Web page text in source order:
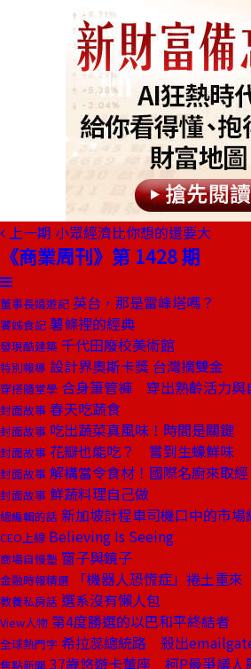
上一期 小眾經濟比你想的還要大
《商業周刊》第 1428 期
董事長嬉遊記 英台，那是雷峰塔嗎？
饕姊食記 薯條裡的經典
發現酷建築 千代田廢校美術館
特別報導 設計界奧斯卡獎 台灣摘雙金
穿搭隨堂學 合身筆管褲 穿出熟齡活力與
封面故事 春天吃蔬食
封面故事 吃出蔬菜真風味！時間是關鍵
封面故事 花瓣也能吃？ 嘗到生蠔鮮味
封面故事 解構當令食材！國際名廚來取經
封面故事 鮮蔬料理自己做
總編輯的話 新加坡計程車司機口中的市場
CEO上線 Believing Is Seeing
商場自慢塾 窗子與鏡子
金融時報精選 「機器人恐慌症」捲土重來
教養私房話 選系沒有懶人包
View人物 第4度勝選的以巴和平終結者
全球熱門字 希拉蕊總統路 殺出
焦點新聞 37歲悠遊卡董座 柯P最爭議人